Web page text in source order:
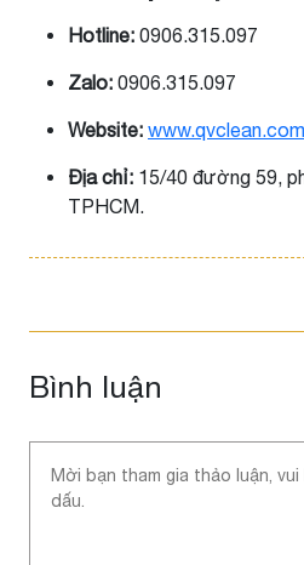
Hotline: 0906.315.097
Zalo: 0906.315.097
Website: www.qvclean.com
Địa chỉ: 15/40 đường 59,
TPHCM.
Bình luận